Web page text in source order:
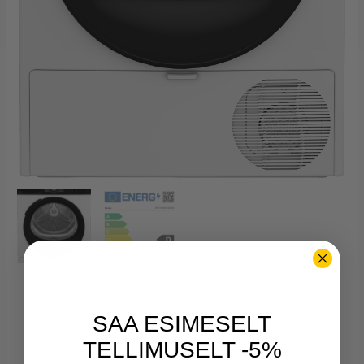
SAA ESIMESELT
TELLIMUSELT -5%